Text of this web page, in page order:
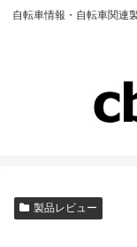
自転車情報・自転車関連
製品レビュー